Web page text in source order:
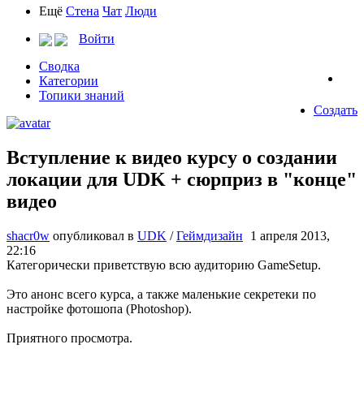
Ещё Стена Чат Люди
Войти
Сводка
Категории
Топики знаний
Создать
Вступление к видео курсу о создании
локации для UDK + сюрприз в "конце"
видео
shacr0w опубликовал в UDK /Геймдизайн
1 апреля 2013,
22:16
Категорически приветствую всю аудиторию GameSetup.
Это анонс всего курса, а также маленькие секретеки по
настройке фотошопа (Photoshop).
Приятного просмотра.